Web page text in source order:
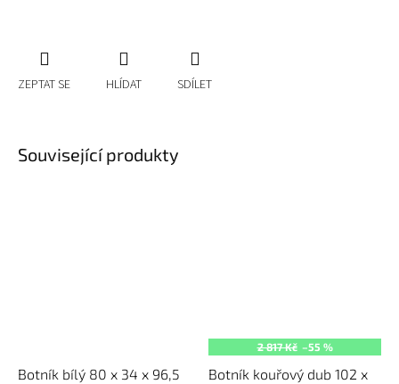
ZEPTAT SE HLÍDAT SDÍLET
Související produkty
Botník bílý 80 x 34 x 96,5
2 817 Kč –55 %
Botník kouřový dub 102 x